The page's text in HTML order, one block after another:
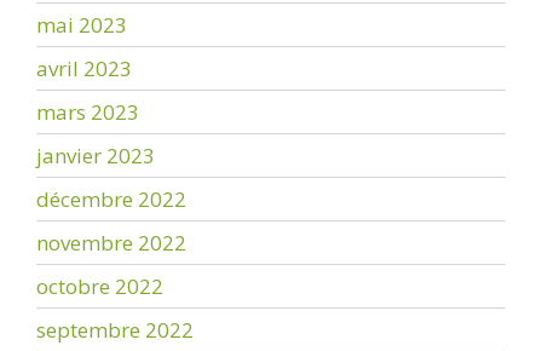
mai 2023
avril 2023
mars 2023
janvier 2023
décembre 2022
novembre 2022
octobre 2022
septembre 2022